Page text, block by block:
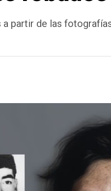
partir de las